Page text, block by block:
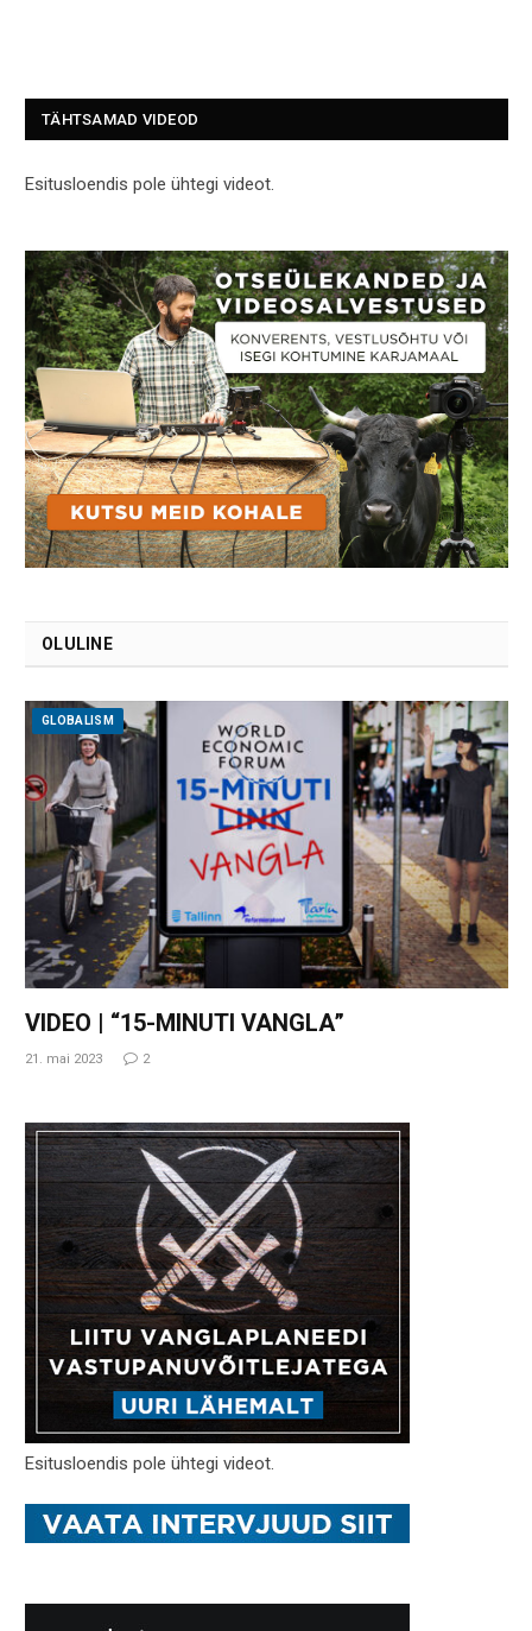
TÄHTSAMAD VIDEOD
Esitusloendis pole ühtegi videot.
OLULINE
GLOBALISM
VIDEO | “15-MINUTI VANGLA”
21. mai 2023 2
Esitusloendis pole ühtegi videot.